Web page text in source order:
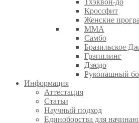
Тхэквон-до
Кроссфит
Женские
ММА
Самбо
Бразильское
Грэпплинг
Дзюдо
Рукопашный
Информация
Аттестация
Статьи
Научный подход
Единоборства для